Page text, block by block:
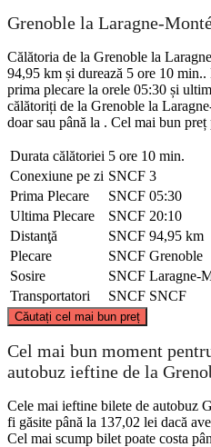
Grenoble la Laragne-
Călătoria de la Grenoble la
94,95 km și durează 5 ore 10
prima plecare la orele 05:30 și
călătoriți de la Grenoble la
doar sau până la . Cel mai bun preț
Durata călătoriei 5 ore 10 min.
Conexiune pe zi SNCF 3
Prima Plecare
SNCF 05:30
Ultima Plecare
SNCF 20:10
Distanţă
SNCF 94,95 km
Plecare
SNCF Grenoble
Sosire
SNCF Laragne-
Transportatori
SNCF SNCF
Căutați cel mai bun preț
Cel mai bun moment
autobuz ieftine de la
Cele mai ieftine bilete de autobuz
fi găsite până la 137,02 lei dacă
Cel mai scump bilet poate costa